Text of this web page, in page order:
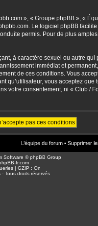
», « Groupe phpBB », «
. Le logiciel phpBB
permis. Pour de plus
à caractère sexuel ou autre
immédiat et
de ces conditions. Vous
vous acceptez
votre consentement, ni « Club /
L’équipe du forum • Supprimer
Software © phpBB Group
fr.com
| GZIP : On
Tous droits réservés